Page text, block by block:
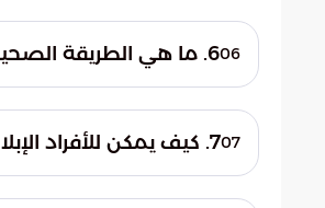
الممارسات مستقبلاً.
الحملات الوهمية. وأكدت
المخاطرة بضياع
صحيحة.
066. ما هي الطريقة الصحيحة والآمنة للتقديم على الحج وفقاً للسلطات؟
للتقديم على الحج.
خدماتهم، وهي الوسيلة
تصاريح غير قانونية.
077. كيف يمكن للأفراد الإبلاغ عن إعلانات الحج المشبوهة في مكة والرياض؟